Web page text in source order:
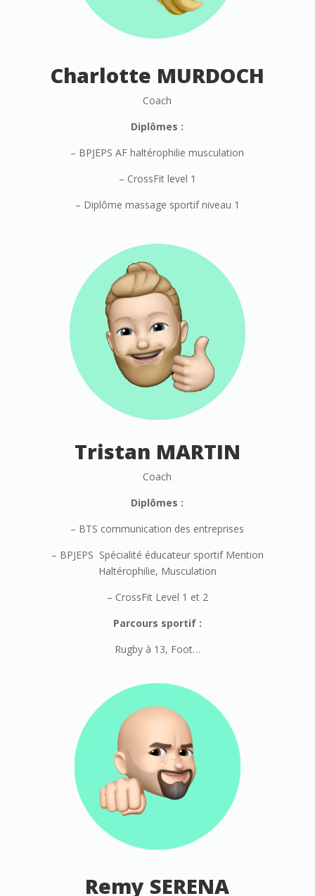
Charlotte MURDOCH
Coach
Diplômes :
– BPJEPS AF haltérophilie musculation
– CrossFit level 1
– Diplôme massage sportif niveau 1
Tristan MARTIN
Coach
Diplômes :
– BTS communication des entreprises
– BPJEPS Spécialité éducateur sportif Mention
Haltérophilie, Musculation
– CrossFit Level 1 et 2
Parcours sportif :
Rugby à 13, Foot…
Remy SERENA